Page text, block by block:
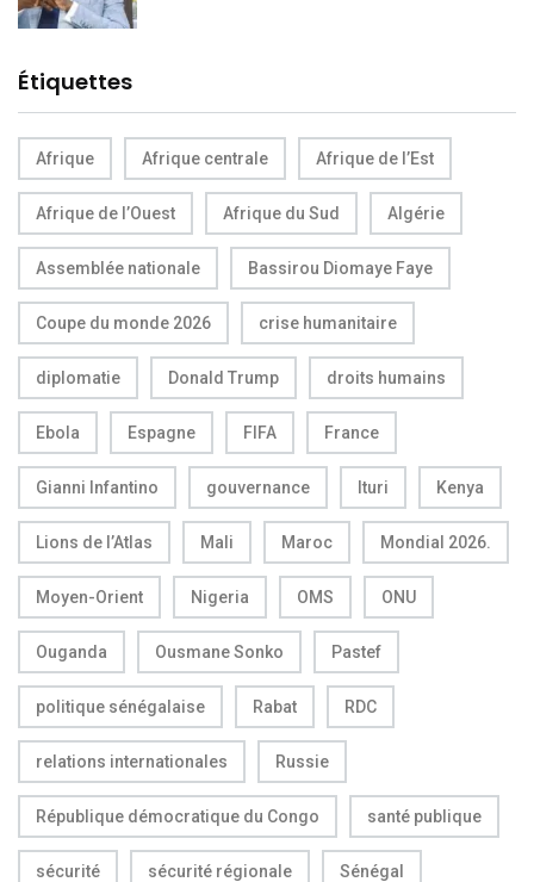
Étiquettes
Afrique Afrique centrale Afrique de l’Est
Afrique de l’Ouest Afrique du Sud Algérie
Assemblée nationale Bassirou Diomaye Faye
Coupe du monde 2026 crise humanitaire
diplomatie Donald Trump droits humains
Ebola Espagne FIFA France
Gianni Infantino gouvernance Ituri Kenya
Lions de l’Atlas Mali Maroc Mondial 2026.
Moyen-Orient Nigeria OMS ONU
Ouganda Ousmane Sonko Pastef
politique sénégalaise Rabat RDC
relations internationales Russie
République démocratique du Congo santé publique
sécurité sécurité régionale Sénégal